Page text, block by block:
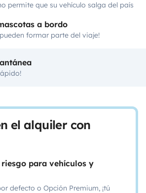
permite que su vehículo salga del país
a bordo
pueden formar parte del viaje!
el alquiler con
para vehículos y
defecto o Opción Premium, ¡tú